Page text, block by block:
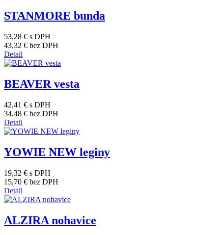
STANMORE bunda
53,28 € s DPH
43,32 € bez DPH
Detail
BEAVER vesta
42,41 € s DPH
34,48 € bez DPH
Detail
YOWIE NEW leginy
19,32 € s DPH
15,70 € bez DPH
Detail
ALZIRA nohavice